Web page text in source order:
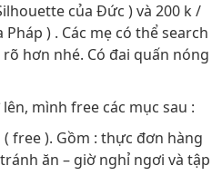
của Đức ) và 200 k /
) . Các mẹ có thể search
hơn nhé. Có đai quấn nóng
mình free các mục sau :
free ). Gồm : thực đơn hàng
ăn – giờ nghỉ ngơi và tập